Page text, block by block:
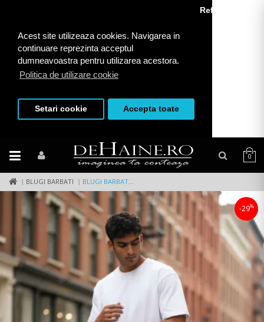
Acest site utilizeaza cookies. Navigarea in
continuare reprezinta acceptul
dumneavoastra pentru utilizarea acestora.
Politica de utilizare cookie
Refuza toate
Setari cookie Accepta toate
0
BLUGI BARBATI BLUGI BARBATI CONICI 548 H1-2
-29%